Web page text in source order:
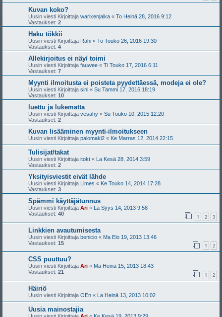
Kuvan koko?
Uusin viesti Kirjoittaja warixenjalka « To Heinä 28, 2016 9:12
Vastaukset: 2
Haku tökkii
Uusin viesti Kirjoittaja Rahi « To Touko 26, 2016 19:30
Vastaukset: 4
Allekirjoitus ei näy/ toimi
Uusin viesti Kirjoittaja fauwee « Ti Touko 17, 2016 6:11
Vastaukset: 7
Myynti ilmoitusta ei poisteta pyydettäessä, modeja ei ole?
Uusin viesti Kirjoittaja sini « Su Tammi 17, 2016 18:19
Vastaukset: 10
luettu ja lukematta
Uusin viesti Kirjoittaja vesahy « Su Touko 10, 2015 12:20
Vastaukset: 2
Kuvan lisääminen myynti-ilmoitukseen
Uusin viesti Kirjoittaja palomaki2 « Ke Marras 12, 2014 22:15
Tulisijat/takat
Uusin viesti Kirjoittaja itokt « La Kesä 28, 2014 3:59
Vastaukset: 2
Yksityisviestit eivät lähde
Uusin viesti Kirjoittaja Limes « Ke Touko 14, 2014 17:28
Vastaukset: 3
Spämmi käyttäjätunnus
Uusin viesti Kirjoittaja Ari « La Syys 14, 2013 9:58
Vastaukset: 40 1 2 3
Linkkien avautumisesta
Uusin viesti Kirjoittaja benicio « Ma Elo 19, 2013 13:46
Vastaukset: 15 1 2
CSS puuttuu?
Uusin viesti Kirjoittaja Ari « Ma Heinä 15, 2013 18:43
Vastaukset: 21 1 2
Häiriö
Uusin viesti Kirjoittaja OEn « La Heinä 13, 2013 10:02
Uusia mainostajia